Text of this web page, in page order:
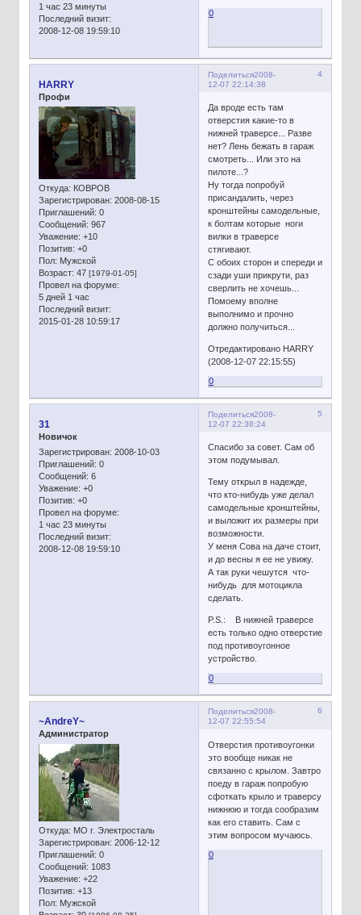
1 час 23 минуты
Последний визит:
2008-12-08 19:59:10
0
Поделиться 4
2008-
12-07 22:14:38
HARRY
Профи
Откуда: КОВРОВ
Зарегистрирован: 2008-08-15
Приглашений: 0
Сообщений: 967
Уважение: +10
Позитив: +0
Пол: Мужской
Возраст: 47 [1979-01-05]
Провел на форуме:
5 дней 1 час
Последний визит:
2015-01-28 10:59:17
Да вроде есть там
отверстия какие-то в
нижней траверсе... Разве
нет? Лень бежать в гараж
смотреть... Или это на
пилоте...?
Ну тогда попробуй
присандалить, через
кронштейны самодельные,
к болтам которые ноги
вилки в траверсе
стягивают.
С обоих сторон и спереди и
сзади уши прикрути, раз
сверлить не хочешь...
Помоему вполне
выполнимо и прочно
должно получиться...
Отредактировано HARRY
(2008-12-07 22:15:55)
0
Поделиться 5
2008-
12-07 22:38:24
31
Новичок
Зарегистрирован: 2008-10-03
Приглашений: 0
Сообщений: 6
Уважение: +0
Позитив: +0
Провел на форуме:
1 час 23 минуты
Последний визит:
2008-12-08 19:59:10
Спасибо за совет. Сам об
этом подумывал.
Тему открыл в надежде,
что кто-нибудь уже делал
самодельные кронштейны,
и выложит их размеры при
возможности.
У меня Сова на даче стоит,
и до весны я ее не увижу.
А так руки чешутся что-
нибудь для мотоцикла
сделать.
P.S.: В нижней траверсе
есть только одно отверстие
под противоугонное
устройство.
0
Поделиться 6
2008-
12-07 22:55:54
~AndreY~
Администратор
Откуда: МО г. Электросталь
Зарегистрирован: 2006-12-12
Приглашений: 0
Сообщений: 1083
Уважение: +22
Позитив: +13
Пол: Мужской
Отверстия противоугонки
это вообще никак не
связанно с крылом. Завтро
поеду в гараж попробую
сфоткать крыло и траверсу
нижнюю и тогда сообразим
как его ставить. Сам с
этим вопросом мучаюсь.
0